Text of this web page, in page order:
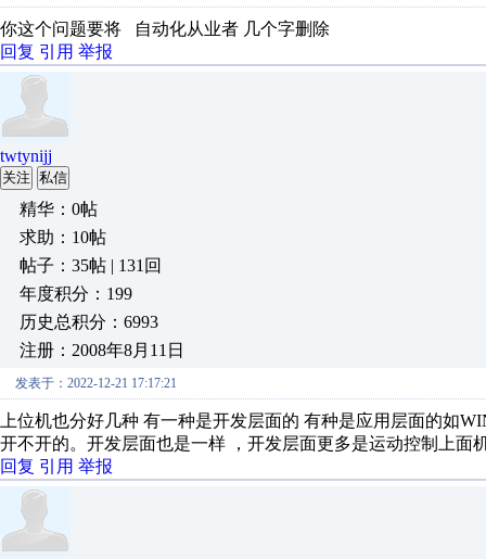
你这个问题要将 自动化从业者 几个字删除
回复 引用 举报
twtynijj
关注 私信
精华：0帖
求助：10帖
帖子：35帖 | 131回
年度积分：199
历史总积分：6993
注册：2008年8月11日
发表于：2022-12-21 17:17:21
上位机也分好几种 有一种是开发层面的 有种是应用层面的如
开不开的。开发层面也是一样 ，开发层面更多是运动控制上面
回复 引用 举报